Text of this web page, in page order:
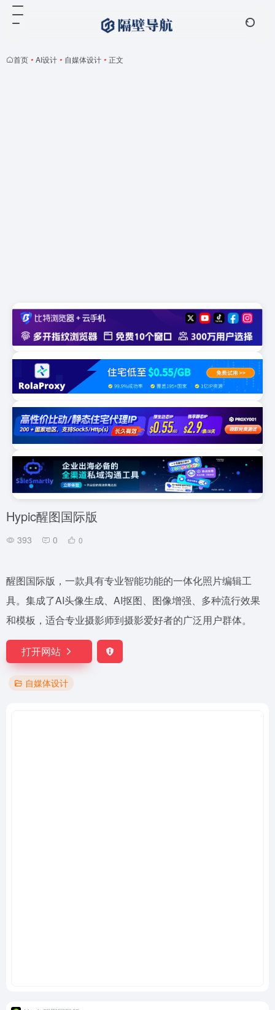
首页 • AI设计 • 自媒体设计 • 正文
Hypic醒图国际版
393 0 0
醒图国际版，一款具有专业智能功能的一体化照片编辑工
具。集成了AI头像生成、AI抠图、图像增强、多种流行效果
和模板，适合专业摄影师到摄影爱好者的广泛用户群体。
打开网站
自媒体设计